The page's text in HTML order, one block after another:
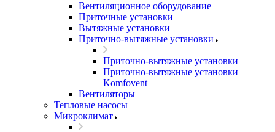
Вентиляционное оборудование
Приточные установки
Вытяжные установки
Приточно-вытяжные установки
Приточно-вытяжные установки
Приточно-вытяжные установки
Komfovent
Вентиляторы
Тепловые насосы
Микроклимат